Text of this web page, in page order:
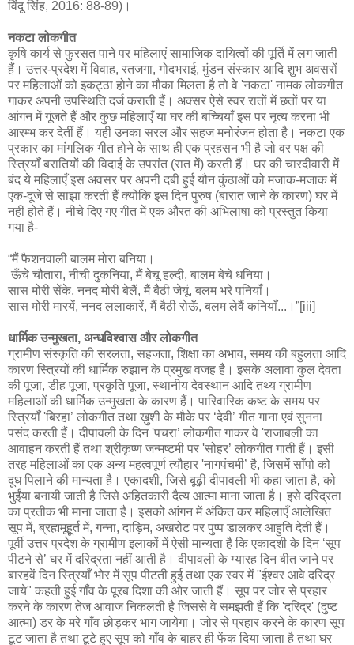
विंदू सिंह, 2016: 88-89)।
नकटा लोकगीत
कृषि कार्य से फुरसत पाने पर महिलाएं सामाजिक दायित्वों की पूर्ति में लग जाती
हैं। उत्तर-प्रदेश में विवाह, रतजगा, गोदभराई, मुंडन संस्कार आदि शुभ अवसरों
पर महिलाओं को इकट्ठा होने का मौका मिलता है तो वे 'नकटा' नामक लोकगीत
गाकर अपनी उपस्थिति दर्ज कराती हैं। अक्सर ऐसे स्वर रातों में छतों पर या
आंगन में गूंजते हैं और कुछ महिलाएँ या घर की बच्चियाँ इस पर नृत्य करना भी
आरम्भ कर देतीं हैं। यही उनका सरल और सहज मनोरंजन होता है। नकटा एक
प्रकार का मांगलिक गीत होने के साथ ही एक प्रहसन भी है जो वर पक्ष की
स्त्रियाँ बरातियों की विदाई के उपरांत (रात में) करती हैं। घर की चारदीवारी में
बंद ये महिलाएँ इस अवसर पर अपनी दबी हुई यौन कुंठाओं को मजाक-मजाक में
एक-दूजे से साझा करती हैं क्योंकि इस दिन पुरुष (बारात जाने के कारण) घर में
नहीं होते हैं। नीचे दिए गए गीत में एक औरत की अभिलाषा को प्रस्तुत किया
गया है-
“मैं फैशनवाली बालम मोरा बनिया।
ऊँचे चौतारा, नीची दुकनिया, मैं बेचू हल्दी, बालम बेचे धनिया।
सास मोरी सेंके, ननद मोरी बेलैं, मैं बैठी जेयूं, बलम भरे पनियाँ।
सास मोरी मारयें, ननद ललाकारें, मैं बैठी रोऊँ, बलम लेवैं कनियाँ...।”[iii]
धार्मिक उन्मुखता, अन्धविश्वास और लोकगीत
ग्रामीण संस्कृति की सरलता, सहजता, शिक्षा का अभाव, समय की बहुलता आदि
कारण स्त्रियों की धार्मिक रुझान के प्रमुख वजह है। इसके अलावा कुल देवता
की पूजा, डीह पूजा, प्रकृति पूजा, स्थानीय देवस्थान आदि तथ्य ग्रामीण
महिलाओं की धार्मिक उन्मुखता के कारण हैं। पारिवारिक कष्ट के समय पर
स्त्रियाँ 'बिरहा’ लोकगीत तथा ख़ुशी के मौके पर ‘देवी’ गीत गाना एवं सुनना
पसंद करती हैं। दीपावली के दिन 'पचरा’ लोकगीत गाकर वे 'राजाबली का
आवाहन करती हैं तथा श्रीकृष्ण जन्मष्टमी पर 'सोहर’ लोकगीत गाती हैं। इसी
तरह महिलाओं का एक अन्य महत्वपूर्ण त्यौहार 'नागपंचमी’ है, जिसमें साँपो को
दूध पिलाने की मान्यता है। एकादशी, जिसे बूढ़ी दीपावली भी कहा जाता है, को
भुईंया बनायी जाती है जिसे अहितकारी दैत्य आत्मा माना जाता है। इसे दरिद्रता
का प्रतीक भी माना जाता है। इसको आंगन में अंकित कर महिलाएँ आलेखित
सूप में, ब्रह्ममूहूर्त में, गन्ना, दाड़िम, अखरोट पर पुष्प डालकर आहुति देती हैं।
पूर्वी उत्तर प्रदेश के ग्रामीण इलाकों में ऐसी मान्यता है कि एकादशी के दिन ‘सूप
पीटने से’ घर में दरिद्रता नहीं आती है। दीपावली के ग्यारह दिन बीत जाने पर
बारहवें दिन स्त्रियाँ भोर में सूप पीटती हुई तथा एक स्वर में "ईश्वर आवे दरिद्र
जाये" कहती हुई गाँव के पूरब दिशा की ओर जाती हैं। सूप पर जोर से प्रहार
करने के कारण तेज आवाज निकलती है जिससे वे समझती हैं कि 'दरिद्र' (दुष्ट
आत्मा) डर के मरे गाँव छोड़कर भाग जायेगा। जोर से प्रहार करने के कारण सूप
टूट जाता है तथा टूटे हुए सूप को गाँव के बाहर ही फेंक दिया जाता है तथा घर